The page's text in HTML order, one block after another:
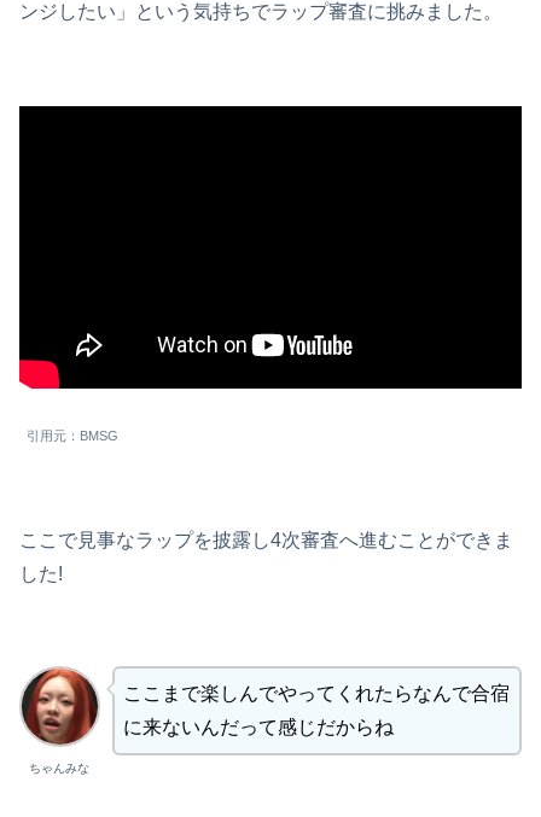
ンジしたい」という気持ちでラップ審査に挑みました。
引用元：BMSG
ここで見事なラップを披露し4次審査へ進むことができま
した!
ちゃんみな
ここまで楽しんでやってくれたらなんで合宿
に来ないんだって感じだからね